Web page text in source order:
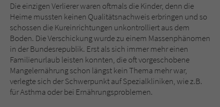
Die einzigen Verlierer waren oftmals die Kinder, denn die
Heime mussten keinen Qualitätsnachweis erbringen und so
schossen die Kureinrichtungen unkontrolliert aus dem
Boden. Die Verschickung wurde zu einem Massenphänomen
in der Bundesrepublik. Erst als sich immer mehr einen
Familienurlaub leisten konnten, die oft vorgeschobene
Mangelernährung schon längst kein Thema mehr war,
verlegte sich der Schwerpunkt auf Spezialkliniken, wie z.B.
für Asthma oder bei Ernährungsproblemen.